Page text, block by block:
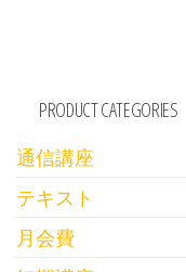
PRODUCT CATEGORIES
通信講座
テキスト
月会費